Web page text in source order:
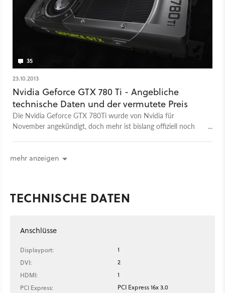
35
23.10.2013
Nvidia Geforce GTX 780 Ti - Angebliche
technische Daten und der vermutete Preis
Die Nvidia Geforce GTX 780Ti wurde von Nvidia für
November angekündigt, doch mehr ist bislang offiziell noch
mehr anzeigen
TECHNISCHE DATEN
Anschlüsse
Displayport:
1
DVI:
2
HDMI:
1
PCI Express:
PCI Express 16x 3.0